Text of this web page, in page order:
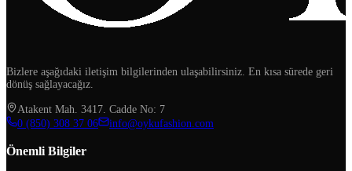
Bizlere aşağıdaki iletişim bilgilerinden ulaşabilirsiniz. En kısa sürede geri
dönüş sağlayacağız.
Atakent Mah. 3417. Cadde No: 7
‪0 (850) 308 37 06‬
info@oykufashion.com
Önemli Bilgiler